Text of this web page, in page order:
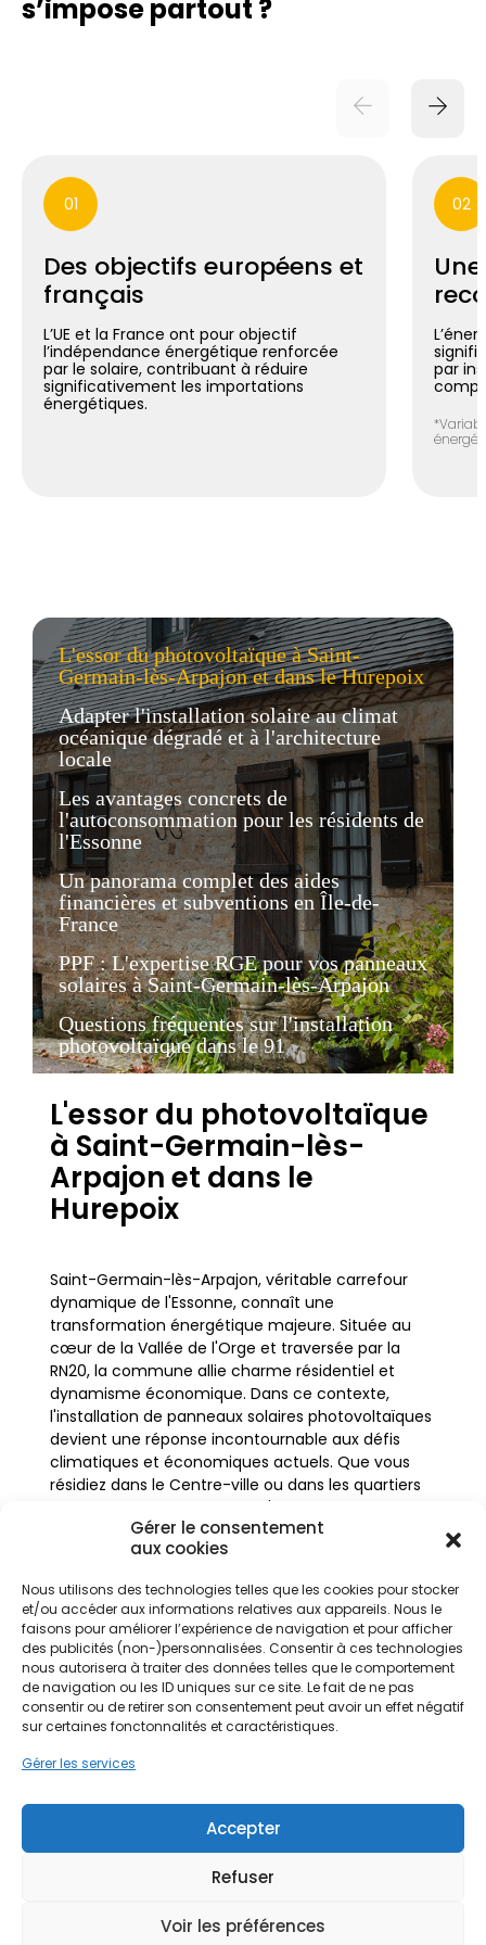
Gérer le consentement
aux cookies
Nous utilisons des technologies telles que les cookies pour stocker
et/ou accéder aux informations relatives aux appareils. Nous le
faisons pour améliorer l’expérience de navigation et pour afficher
des publicités (non-)personnalisées. Consentir à ces technologies
nous autorisera à traiter des données telles que le comportement
de navigation ou les ID uniques sur ce site. Le fait de ne pas
consentir ou de retirer son consentement peut avoir un effet négatif
sur certaines fonctonnalités et caractéristiques.
Gérer les services
Accepter
Refuser
Voir les préférences
s’impose partout ?
01
Des objectifs européens et
français
L’UE et la France ont pour objectif
l’indépendance énergétique renforcée
par le solaire, contribuant à réduire
significativement les importations
énergétiques.
02
par
L'essor du photovoltaïque à Saint-
Germain-lès-Arpajon et dans le Hurepoix
Adapter l'installation solaire au climat
océanique dégradé et à l'architecture
locale
Les avantages concrets de
l'autoconsommation pour les résidents de
l'Essonne
Un panorama complet des aides
financières et subventions en Île-de-
France
PPF : L'expertise RGE pour vos panneaux
solaires à Saint-Germain-lès-Arpajon
Questions fréquentes sur l'installation
photovoltaïque dans le 91
L'essor du photovoltaïque
à Saint-Germain-lès-
Arpajon et dans le
Hurepoix
Saint-Germain-lès-Arpajon, véritable carrefour
dynamique de l'Essonne, connaît une
transformation énergétique majeure. Située au
cœur de la Vallée de l'Orge et traversée par la
RN20, la commune allie charme résidentiel et
dynamisme économique. Dans ce contexte,
l'installation de panneaux solaires photovoltaïques
devient une réponse incontournable aux défis
climatiques et économiques actuels. Que vous
résidiez dans le Centre-ville ou dans les quartiers
plus périphériques proches d'Arpajon, la transition
vers l'énergie verte s'impose comme une
évidence pour les propriétaires locaux.
L'habitat dans cette zone du Hurepoix est
particulièrement varié, allant des traditionnelles
maisons en meulière aux pavillons modernes en
brique, sans oublier les anciennes fermes
hurepoises rénovées. Chaque typologie de toit
offre un potentiel unique pour la production
d'électricité verte. Installer des panneaux solaires
seulement participer à l'effort collectif de
réduction de l'empreinte carbone en Île-de-
France, mais aussi sécuriser son avenir
énergétique face à la volatilité des prix du
Ne passez pas à côté de vos
aides !
MaPrimeRénov' sont annuels et
limités. Les dossiers sont traités
par ordre d'arrivée.
Contactez-nous maintenant